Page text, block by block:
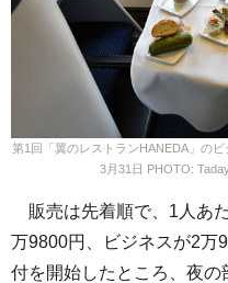
第1回「翼のレストランHANEDA」の
3月31日 PHOTO:
販売は先着順で、1人あ
万9800円、ビジネスが2万
付を開始したところ、夜の